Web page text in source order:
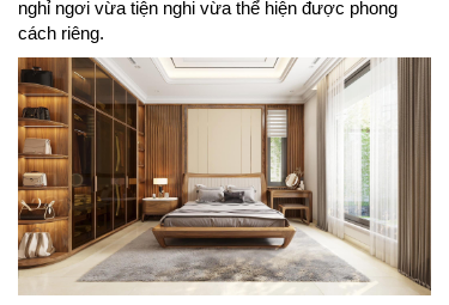
nghỉ ngơi vừa tiện nghi vừa thể hiện được phong
cách riêng.